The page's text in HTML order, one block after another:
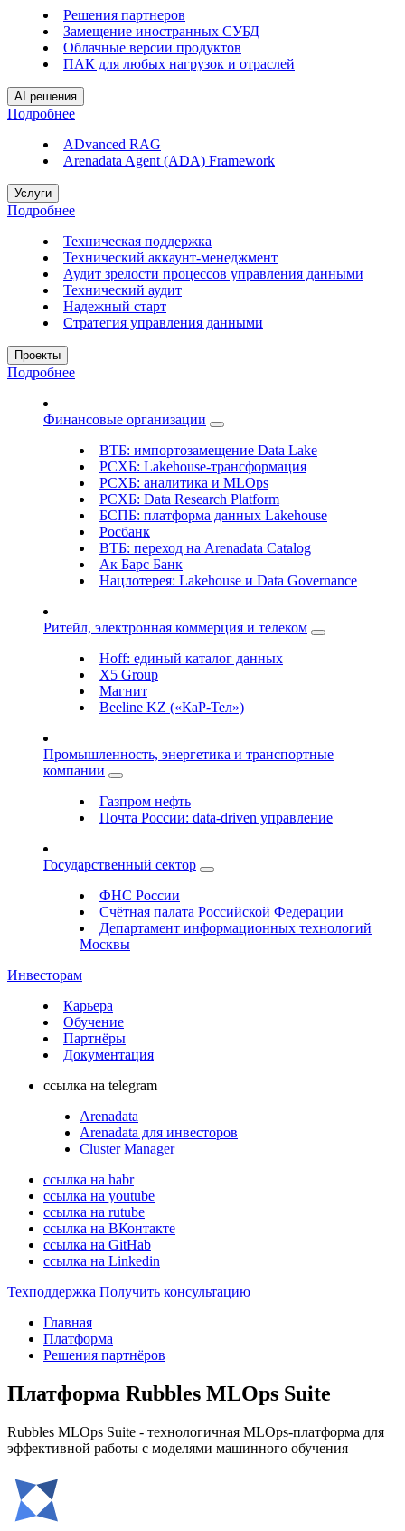
Решения партнеров
Замещение иностранных СУБД
Облачные версии продуктов
ПАК для любых нагрузок и отраслей
AI решения
Подробнее
ADvanced RAG
Arenadata Agent (ADA) Framework
Услуги
Подробнее
Техническая поддержка
Технический аккаунт-менеджмент
Аудит зрелости процессов управления данными
Технический аудит
Надежный старт
Стратегия управления данными
Проекты
Подробнее
Финансовые организации
ВТБ: импортозамещение Data Lake
РСХБ: Lakehouse-трансформация
РСХБ: аналитика и MLOps
РСХБ: Data Research Platform
БСПБ: платформа данных Lakehouse
Росбанк
ВТБ: переход на Arenadata Catalog
Ак Барс Банк
Нацлотерея: Lakehouse и Data Governance
Ритейл, электронная коммерция и телеком
Hoff: единый каталог данных
X5 Group
Магнит
Beeline KZ («КаР-Тел»)
Промышленность, энергетика и транспортные
компании
Газпром нефть
Почта России: data-driven управление
Государственный сектор
ФНС России
Счётная палата Российской Федерации
Департамент информационных технологий
Москвы
Инвесторам
Карьера
Обучение
Партнёры
Документация
ссылка на telegram
Arenadata
Arenadata для инвесторов
Cluster Manager
ссылка на habr
ссылка на youtube
ссылка на rutube
ссылка на ВКонтакте
ссылка на GitHab
ссылка на Linkedin
Техподдержка Получить консультацию
Главная
Платформа
Решения партнёров
Платформа Rubbles MLOps Suite
Rubbles MLOps Suite - технологичная MLOps-платформа для
эффективной работы с моделями машинного обучения